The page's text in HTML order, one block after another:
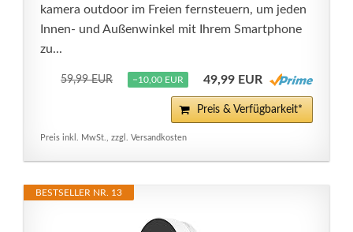
kamera outdoor im Freien fernsteuern, um jeden
Innen- und Außenwinkel mit Ihrem Smartphone
zu...
59,99 EUR −10,00 EUR 49,99 EUR
Preis & Verfügbarkeit*
Preis inkl. MwSt., zzgl. Versandkosten
BESTSELLER NR. 13